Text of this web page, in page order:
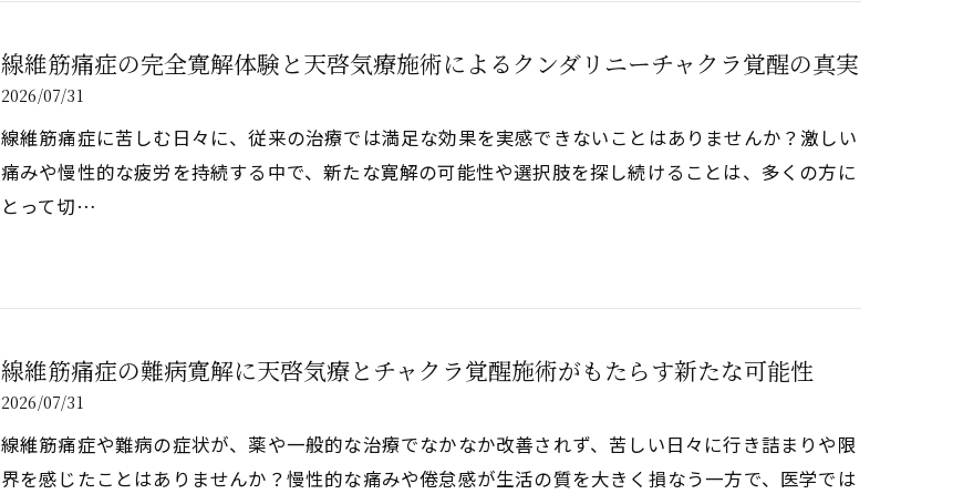
線維筋痛症の完全寛解体験と天啓気療施術によるクンダリニーチャクラ覚醒の真実
2026/07/31
線維筋痛症に苦しむ日々に、従来の治療では満足な効果を実感できないことはありませんか？激しい
痛みや慢性的な疲労を持続する中で、新たな寛解の可能性や選択肢を探し続けることは、多くの方に
とって切…
線維筋痛症の難病寛解に天啓気療とチャクラ覚醒施術がもたらす新たな可能性
2026/07/31
線維筋痛症や難病の症状が、薬や一般的な治療でなかなか改善されず、苦しい日々に行き詰まりや限
界を感じたことはありませんか？慢性的な痛みや倦怠感が生活の質を大きく損なう一方で、医学では